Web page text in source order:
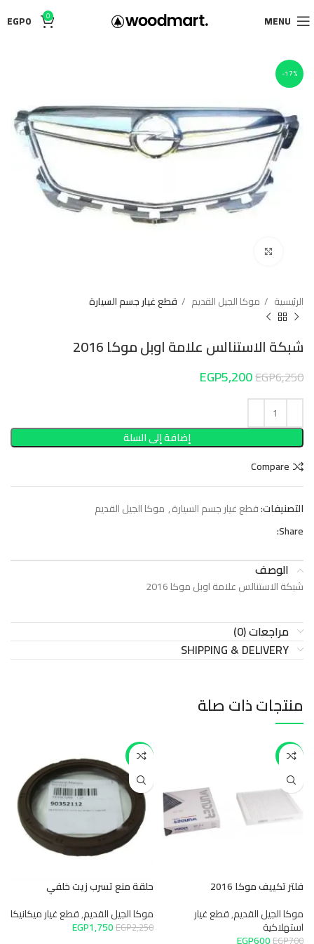
MENU
0
EGP0
-17%
الرئيسية موكا الجيل القديم قطع غيار جسم السيارة
شبكة الاستنالس علامة اوبل موكا 2016
EGP6,250
EGP5,200
إضافة إلى السلة
Compare
التصنيفات:قطع غيار جسم السيارة, موكا الجيل القديم
Share:
الوصف
شبكة الاستنالس علامة اوبل موكا 2016
مراجعات (0)
SHIPPING & DELIVERY
منتجات ذات صلة
-14%
فلتر تكييف موكا 2016
موكا الجيل القديم,قطع غيار
استهلاكية
EGP700
EGP600
-22%
حلقة منع تسرب زيت خلفي
موكا الجيل القديم,قطع غيار ميكانيكا
EGP2,250
EGP1,750